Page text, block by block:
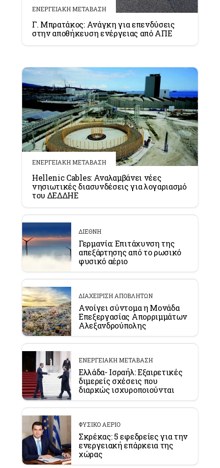
ΕΝΕΡΓΕΙΑΚΗ ΜΕΤΑΒΑΣΗ
Γ. Μπρατάκος: Ανάγκη για επενδύσεις
στην αποθήκευση ενέργειας από ΑΠΕ
ΕΝΕΡΓΕΙΑΚΗ ΜΕΤΑΒΑΣΗ
Hellenic Cables: Αναλαμβάνει νέες
νησιωτικές διασυνδέσεις για λογαριασμό
του ΔΕΔΔΗΕ
ΔΙΕΘΝΗ
Γερμανία: Επιτάχυνση της
απεξάρτησης από το ρωσικό
φυσικό αέριο
ΔΙΑΧΕΙΡΙΣΗ ΑΠΟΒΛΗΤΩΝ
Ανοίγει σύντομα η Μονάδα
Επεξεργασίας Απορριμμάτων
Αλεξανδρούπολης
ΕΝΕΡΓΕΙΑΚΗ ΜΕΤΑΒΑΣΗ
Ελλάδα- Ισραήλ: Εξαιρετικές
διμερείς σχέσεις που
διαρκώς ισχυροποιούνται
ΦΥΣΙΚΟ ΑΕΡΙΟ
Σκρέκας: 5 εφεδρείες για την
ενεργειακή επάρκεια της
χώρας